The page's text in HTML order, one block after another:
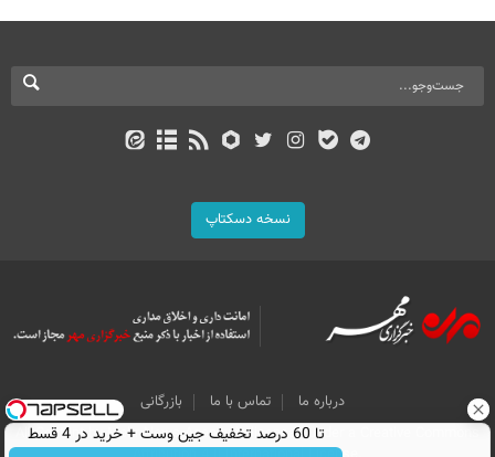
نسخه دسکتاپ
درباره ما تماس با ما
بازرگانی
All Content by Mehr News Agency is licensed under a Creative Commons
تا 60 درصد تخفیف جین وست + خرید در 4 قسط